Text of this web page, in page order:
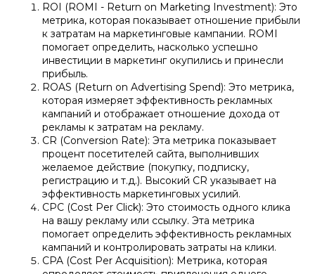
ROI (ROMI - Return on Marketing Investment): Это
метрика, которая показывает отношение прибыли
к затратам на маркетинговые кампании. ROMI
помогает определить, насколько успешно
инвестиции в маркетинг окупились и принесли
прибыль.
ROAS (Return on Advertising Spend): Это метрика,
которая измеряет эффективность рекламных
кампаний и отображает отношение дохода от
рекламы к затратам на рекламу.
CR (Conversion Rate): Эта метрика показывает
процент посетителей сайта, выполнивших
желаемое действие (покупку, подписку,
регистрацию и т.д.). Высокий CR указывает на
эффективность маркетинговых усилий.
CPC (Cost Per Click): Это стоимость одного клика
на вашу рекламу или ссылку. Эта метрика
помогает определить эффективность рекламных
кампаний и контролировать затраты на клики.​
​CPA (Cost Per Acquisition): Метрика, которая